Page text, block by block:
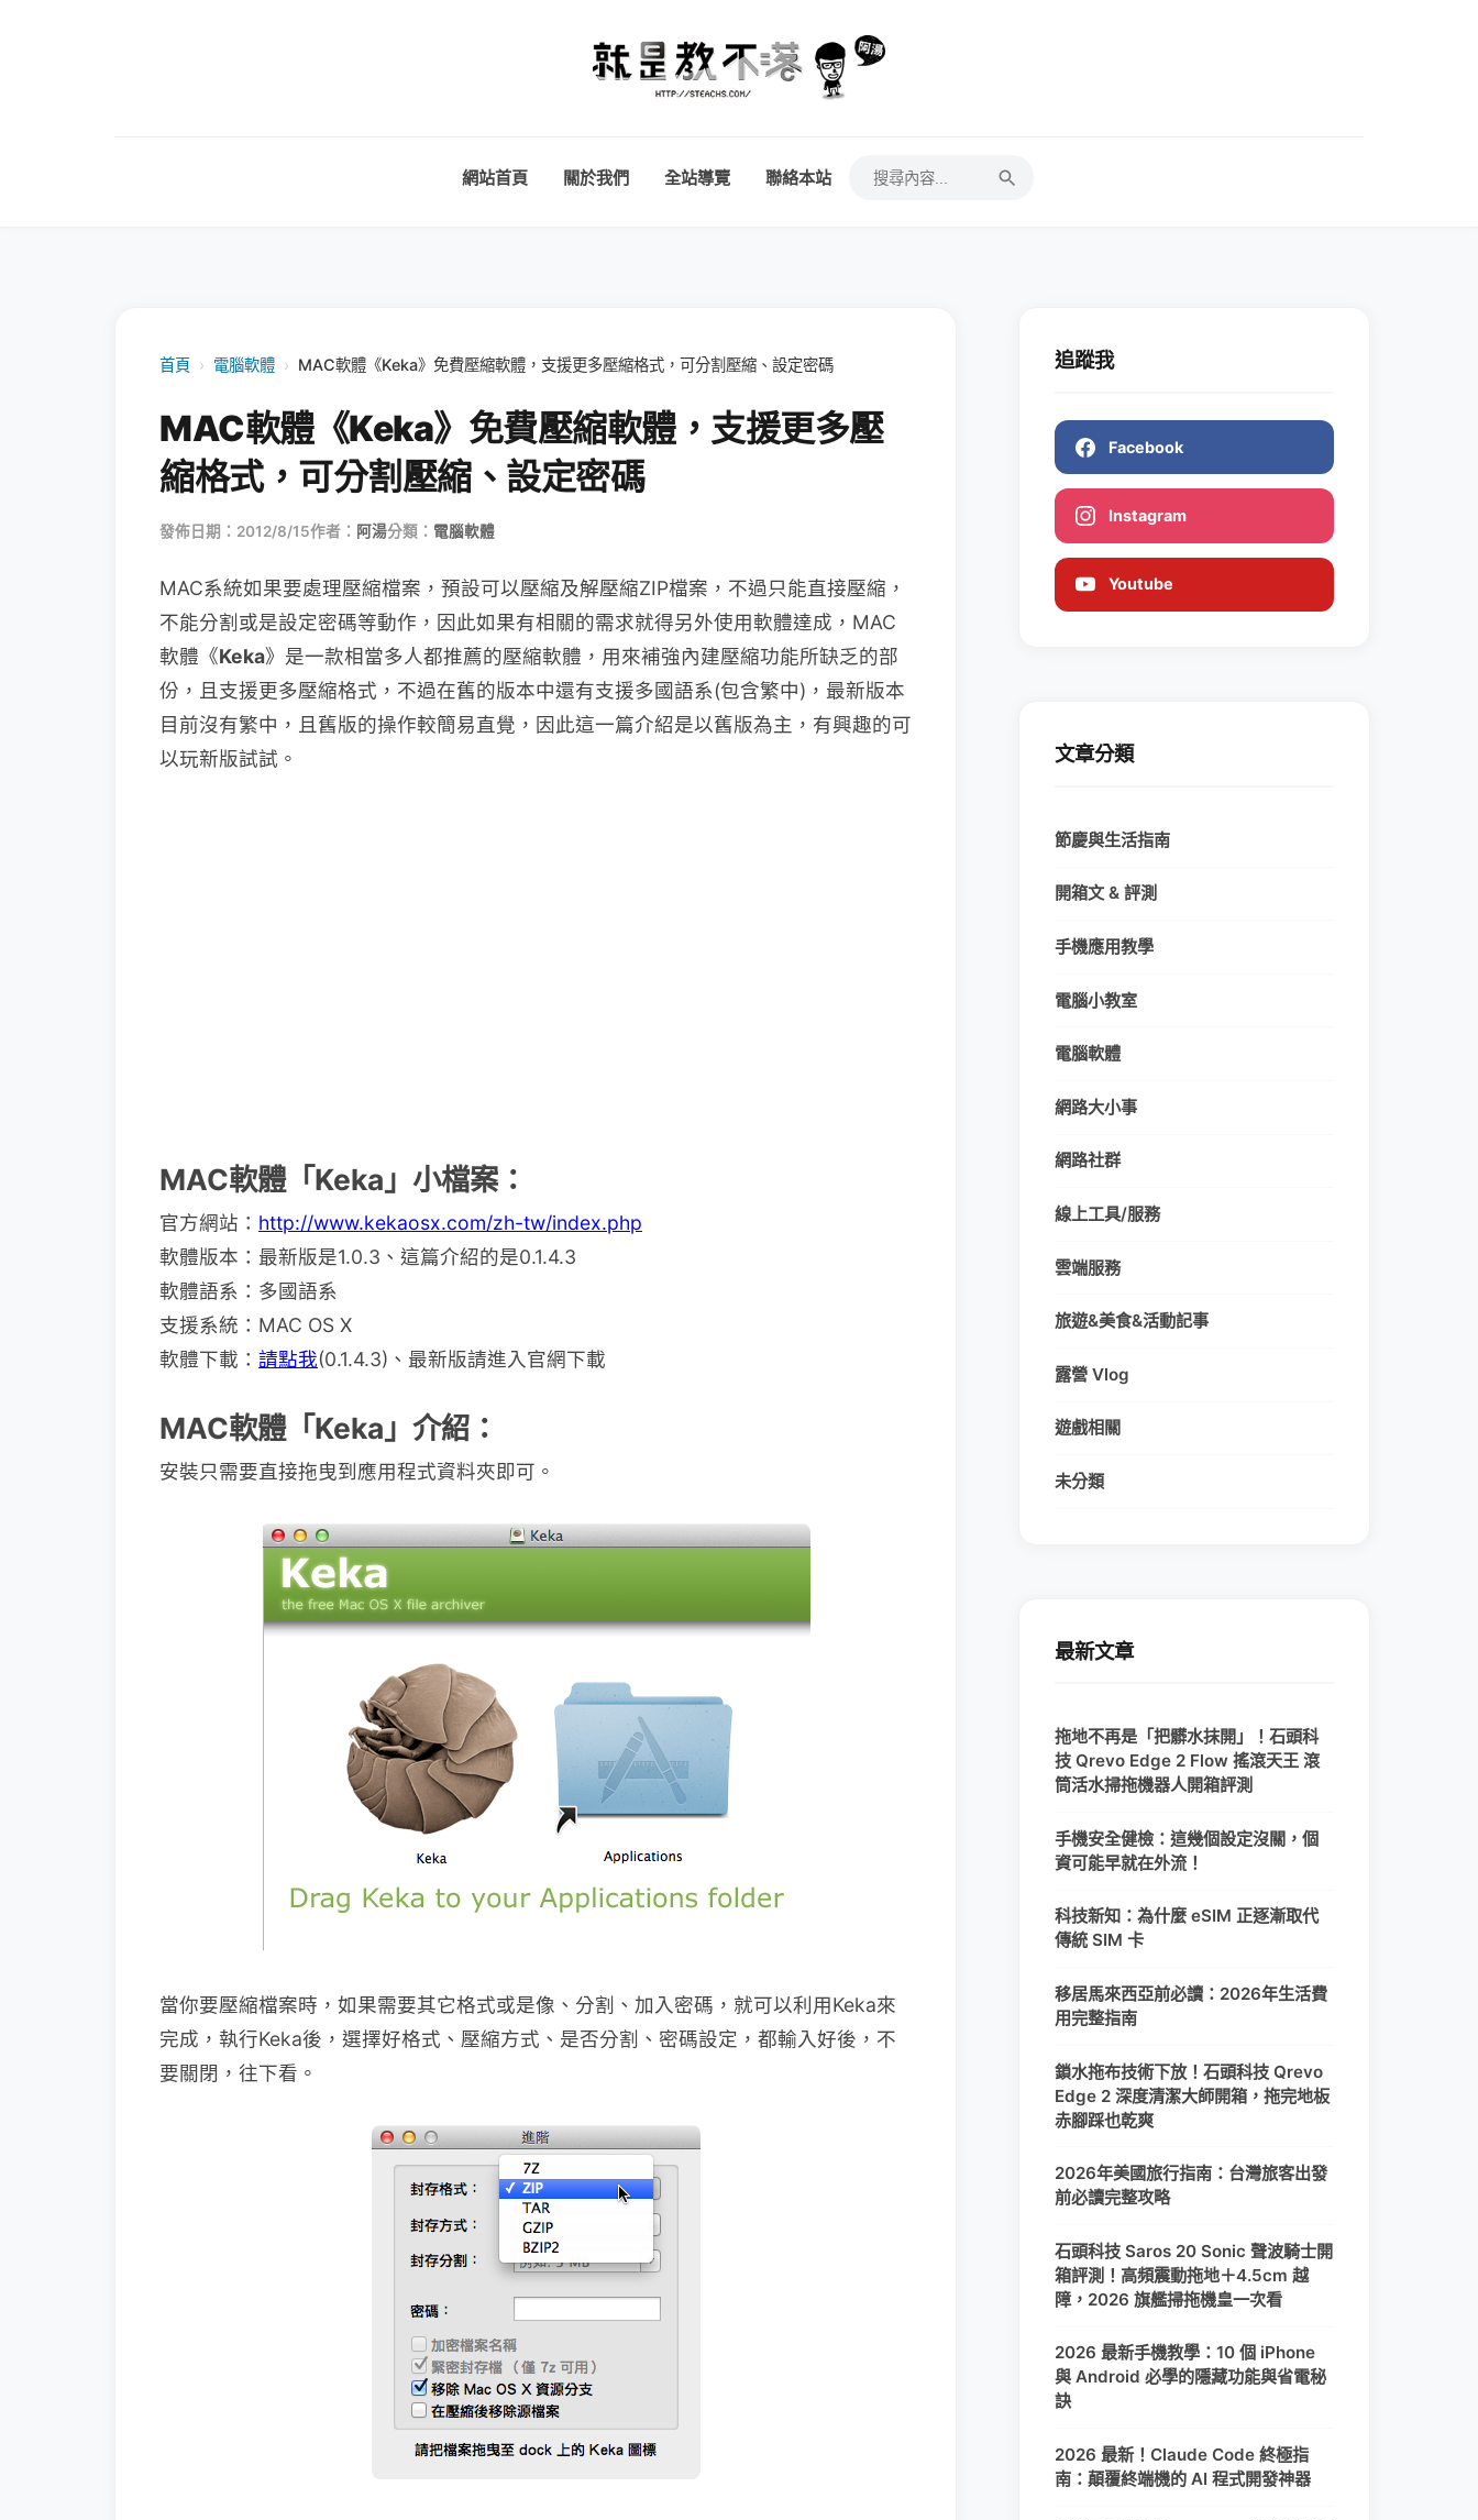
網站首頁 關於我們 全站導覽 聯絡本站
首頁 › 電腦軟體 › MAC軟體《Keka》免費壓縮軟體，支援更多壓縮格式，可分割壓縮、設定密碼
MAC軟體《Keka》免費壓縮軟體，支援更多壓
縮格式，可分割壓縮、設定密碼
發佈日期：2012/8/15作者： 阿湯分類： 電腦軟體
MAC系統如果要處理壓縮檔案，預設可以壓縮及解壓縮ZIP檔案，不過只能直接壓縮，
不能分割或是設定密碼等動作，因此如果有相關的需求就得另外使用軟體達成，MAC
軟體《Keka》是一款相當多人都推薦的壓縮軟體，用來補強內建壓縮功能所缺乏的部
份，且支援更多壓縮格式，不過在舊的版本中還有支援多國語系(包含繁中)，最新版本
目前沒有繁中，且舊版的操作較簡易直覺，因此這一篇介紹是以舊版為主，有興趣的可
以玩新版試試。
MAC軟體「Keka」小檔案：
官方網站： http://www.kekaosx.com/zh-tw/index.php
軟體版本：最新版是1.0.3、這篇介紹的是0.1.4.3
軟體語系：多國語系
支援系統：MAC OS X
軟體下載： 請點我(0.1.4.3)、最新版請進入官網下載
MAC軟體「Keka」介紹：
安裝只需要直接拖曳到應用程式資料夾即可。
當你要壓縮檔案時，如果需要其它格式或是像、分割、加入密碼，就可以利用Keka來
完成，執行Keka後，選擇好格式、壓縮方式、是否分割、密碼設定，都輸入好後，不
要關閉，往下看。
追蹤我
Facebook
Instagram
Youtube
文章分類
節慶與生活指南
開箱文 & 評測
手機應用教學
電腦小教室
電腦軟體
網路大小事
網路社群
線上工具/服務
雲端服務
旅遊&美食&活動記事
露營 Vlog
遊戲相關
未分類
最新文章
拖地不再是「把髒水抹開」！石頭科
技 Qrevo Edge 2 Flow 搖滾天王 滾
筒活水掃拖機器人開箱評測
手機安全健檢：這幾個設定沒關，個
資可能早就在外流！
科技新知：為什麼 eSIM 正逐漸取代
傳統 SIM 卡
移居馬來西亞前必讀：2026年生活費
用完整指南
鎖水拖布技術下放！石頭科技 Qrevo
Edge 2 深度清潔大師開箱，拖完地板
赤腳踩也乾爽
2026年美國旅行指南：台灣旅客出發
前必讀完整攻略
石頭科技 Saros 20 Sonic 聲波騎士開
箱評測！高頻震動拖地＋4.5cm 越
障，2026 旗艦掃拖機皇一次看
2026 最新手機教學：10 個 iPhone
與 Android 必學的隱藏功能與省電秘
訣
2026 最新！Claude Code 終極指
南：顛覆終端機的 AI 程式開發神器